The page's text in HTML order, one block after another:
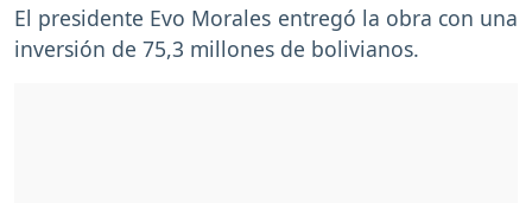
El presidente Evo Morales entregó la obra con una
inversión de 75,3 millones de bolivianos.